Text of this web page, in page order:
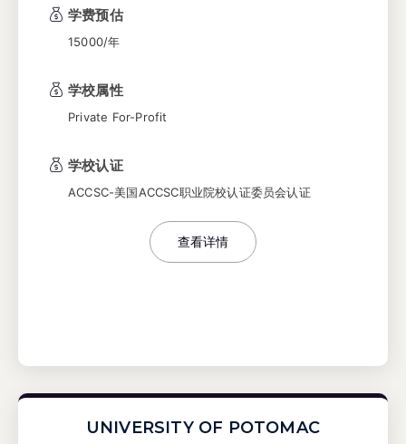
学模式，开学窗口多，是 F-1 学生平衡学术深造
学费预估
15000/年
学校属性
Private For-Profit
学校认证
ACCSC-美国ACCSC职业院校认证委员会认证
查看详情
UNIVERSITY OF POTOMAC